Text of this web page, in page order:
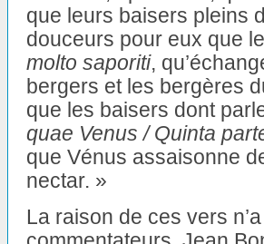
que leurs baisers pleins
douceurs pour eux que
molto saporiti,
bergers et les bergères
que les baisers dont
quae Venus / Quinta
que Vénus assaisonne
nectar. »
La raison de ces vers